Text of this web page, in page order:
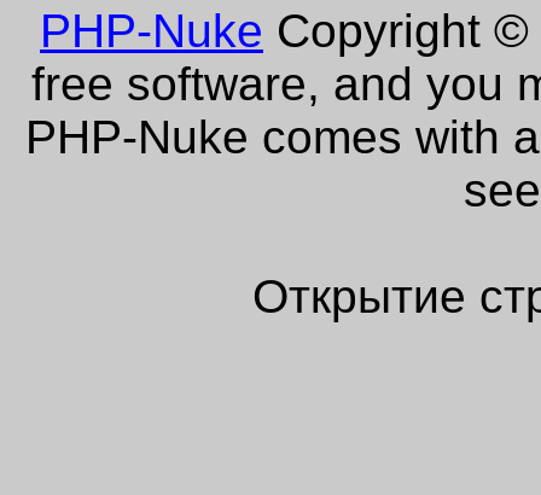
PHP-Nuke Copyright ©
free software, and you
PHP-Nuke comes with
Открытие